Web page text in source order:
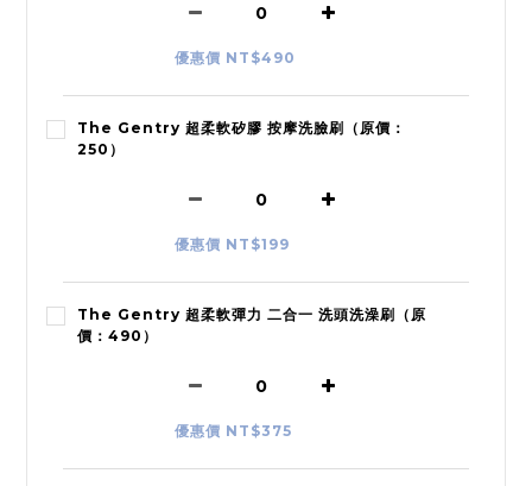
優惠價 NT$490
The Gentry 超柔軟矽膠 按摩洗臉刷（原價：
250）
優惠價 NT$199
The Gentry 超柔軟彈力 二合一 洗頭洗澡刷（原
價：490）
優惠價 NT$375